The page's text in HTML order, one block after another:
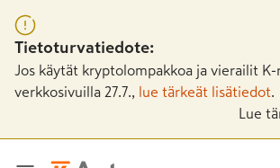
Tietoturvatiedote:
Jos käytät kryptolompakkoa ja vierailit K-
verkkosivuilla 27.7.,
lue tärkeät lisätiedot
Lue